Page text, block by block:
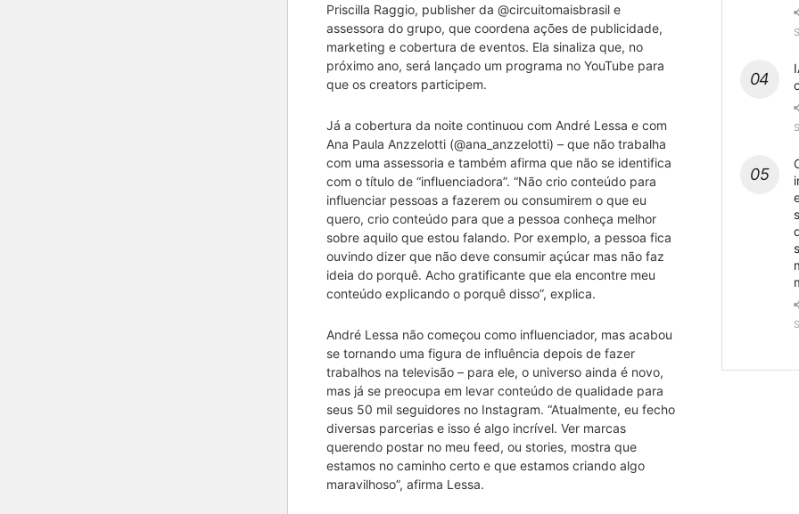
Priscilla Raggio, publisher da @circuitomaisbrasil e
assessora do grupo, que coordena ações de publicidade,
marketing e cobertura de eventos. Ela sinaliza que, no
próximo ano, será lançado um programa no YouTube para
que os creators participem.
Já a cobertura da noite continuou com André Lessa e com
Ana Paula Anzzelotti (@ana_anzzelotti) – que não trabalha
com uma assessoria e também afirma que não se identifica
com o título de “influenciadora”. “Não crio conteúdo para
influenciar pessoas a fazerem ou consumirem o que eu
quero, crio conteúdo para que a pessoa conheça melhor
sobre aquilo que estou falando. Por exemplo, a pessoa fica
ouvindo dizer que não deve consumir açúcar mas não faz
ideia do porquê. Acho gratificante que ela encontre meu
conteúdo explicando o porquê disso”, explica.
André Lessa não começou como influenciador, mas acabou
se tornando uma figura de influência depois de fazer
trabalhos na televisão – para ele, o universo ainda é novo,
mas já se preocupa em levar conteúdo de qualidade para
seus 50 mil seguidores no Instagram. “Atualmente, eu fecho
diversas parcerias e isso é algo incrível. Ver marcas
querendo postar no meu feed, ou stories, mostra que
estamos no caminho certo e que estamos criando algo
maravilhoso”, afirma Lessa.